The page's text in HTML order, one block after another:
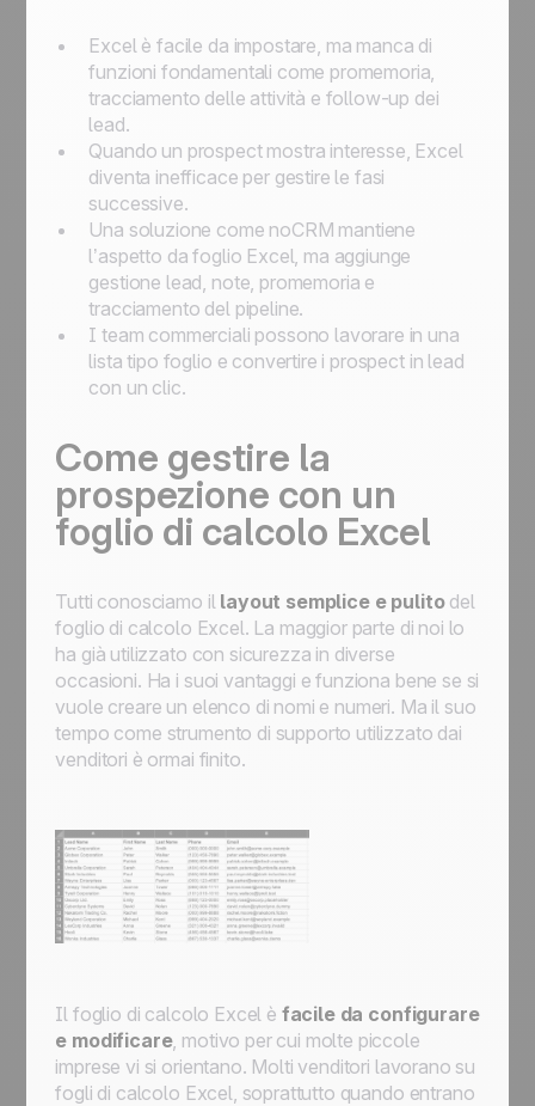
Excel è facile da impostare, ma manca di
funzioni fondamentali come promemoria,
tracciamento delle attività e follow-up dei
lead.
Quando un prospect mostra interesse, Excel
diventa inefficace per gestire le fasi
successive.
Una soluzione come noCRM mantiene
l’aspetto da foglio Excel, ma aggiunge
gestione lead, note, promemoria e
tracciamento del pipeline.
I team commerciali possono lavorare in una
lista tipo foglio e convertire i prospect in lead
con un clic.
Come gestire la
prospezione con un
foglio di calcolo Excel
Tutti conosciamo il layout semplice e pulito del
foglio di calcolo Excel. La maggior parte di noi lo
ha già utilizzato con sicurezza in diverse
occasioni. Ha i suoi vantaggi e funziona bene se si
vuole creare un elenco di nomi e numeri. Ma il suo
tempo come strumento di supporto utilizzato dai
venditori è ormai finito.
Il foglio di calcolo Excel è facile da configurare
e modificare, motivo per cui molte piccole
imprese vi si orientano. Molti venditori lavorano su
fogli di calcolo Excel, soprattutto quando entrano